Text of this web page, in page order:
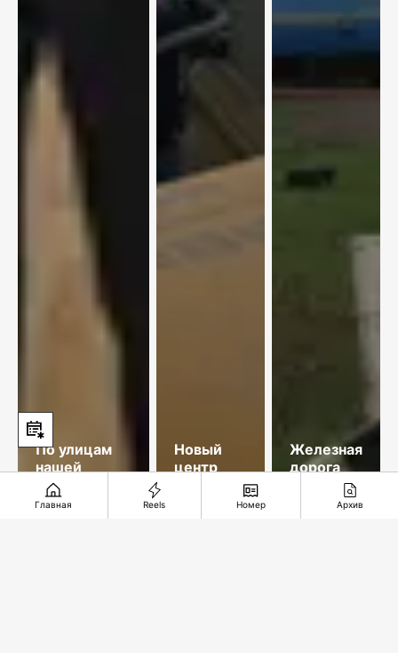
По улицам
нашей
памяти
Новый
центр
Железная
дорога
длиною в
35 лет
Главная Reels Номер Архив